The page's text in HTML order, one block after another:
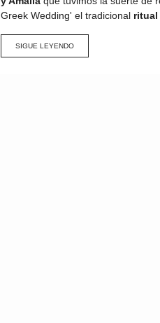
Greek Wedding' el tradicional ritual
SIGUE LEYENDO